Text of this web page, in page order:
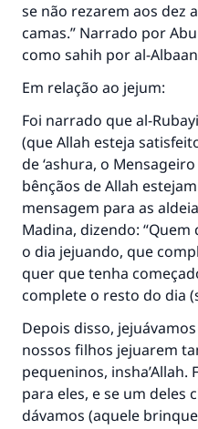
se não rezarem aos dez
camas.” Narrado por
como sahih por al-
Em relação ao jejum:
Foi narrado que al-
(que Allah esteja
de ‘ashura, o
bênçãos de Allah
mensagem para as
Madina, dizendo:
o dia jejuando, que
quer que tenha
complete o resto do dia
Depois disso,
nossos filhos jejuarem
pequeninos,
para eles, e se um deles
dávamos (aquele